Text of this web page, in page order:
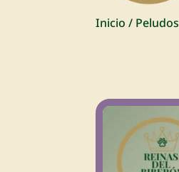
Inicio / Peludos